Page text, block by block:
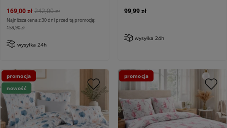
169,00 zł 242,00 zł
Najniższa cena z 30 dni przed tą promocją:
159,90 zł
wysyłka 24h
99,99 zł
wysyłka 24h
promocja
nowość
promocja